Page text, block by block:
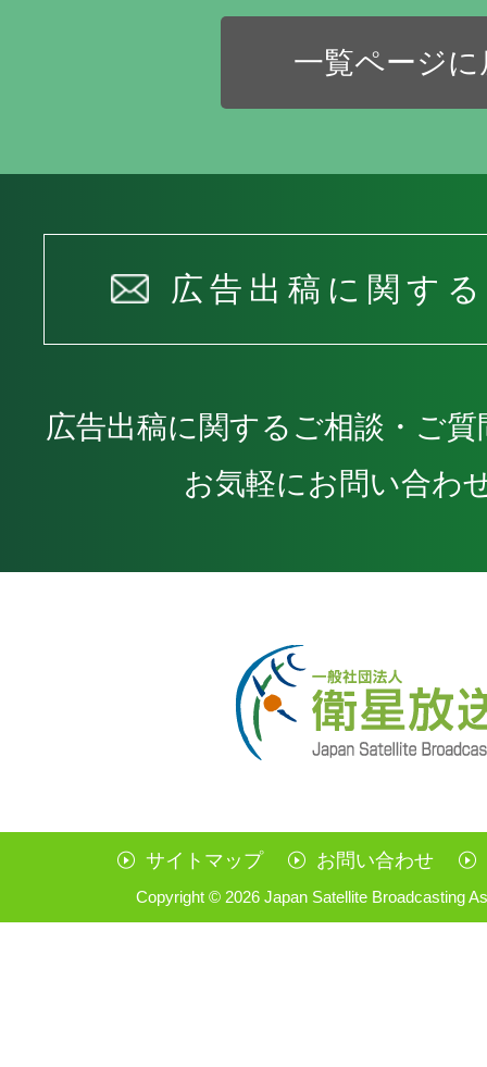
一覧ページに
広告出稿に関す
広告出稿に関するご相談・ご
お気軽にお問い合わ
サイトマップ お問い合わせ
Copyright © 2026 Japan Satellite Broadcasting